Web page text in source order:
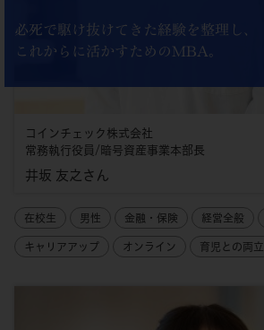
必死で駆け抜けてきた経験を整理し、
これからに活かすためのMBA。
コインチェック株式会社
常務執行役員/暗号資産事業本部長
井坂 友之さん
在校生 男性 金融・保険 経営全般
キャリアアップ オンライン 育児との両立